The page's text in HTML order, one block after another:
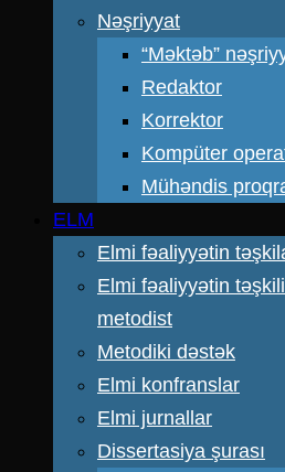
Nəşriyyat
“Məktəb”
Redaktor
Korrektor
Kompüter
Mühəndis
ELM
Elmi fəaliyyətin
Elmi fəaliyyətin
metodist
Metodiki dəstək
Elmi konfranslar
Elmi jurnallar
Dissertasiya şurası